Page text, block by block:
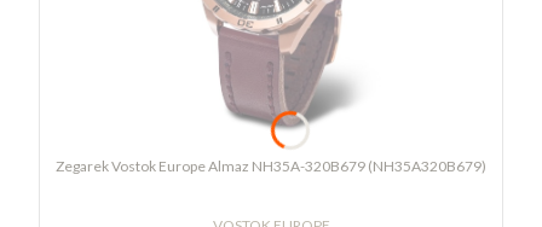
Zegarek Vostok Europe Almaz NH35A-320B679 (NH35A320B679)